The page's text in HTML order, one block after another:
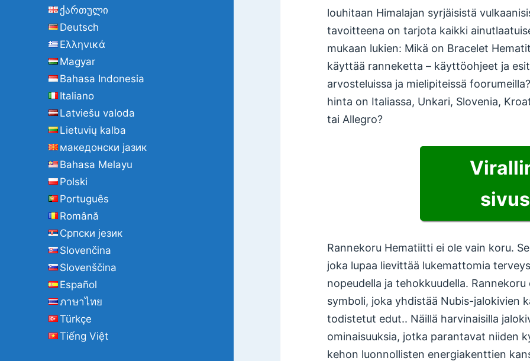
ქართული
Deutsch
Ελληνικά
Magyar
Bahasa Indonesia
Italiano
Latviešu valoda
Lietuvių kalba
македонски јазик
Bahasa Melayu
Polski
Português
Română
Cрпски језик
Slovenčina
Slovenščina
Español
ภาษาไทย
Türkçe
Tiếng Việt
louhitaan Himalajan syrjäisistä
tavoitteena on tarjota kaikki
mukaan lukien: Mikä on Bracelet
käyttää ranneketta – käyttöohjeet ja
arvosteluissa ja mielipiteissä
hinta on Italiassa, Unkari, Slovenia,
tai Allegro?
Rannekoru Hematiitti ei ole vain koru.
joka lupaa lievittää lukemattomia
nopeudella ja tehokkuudella.
symboli, joka yhdistää Nubis-jalokivien
todistetut edut.. Näillä harvinaisilla
ominaisuuksia, jotka parantavat niiden
kehon luonnollisten energiakenttien